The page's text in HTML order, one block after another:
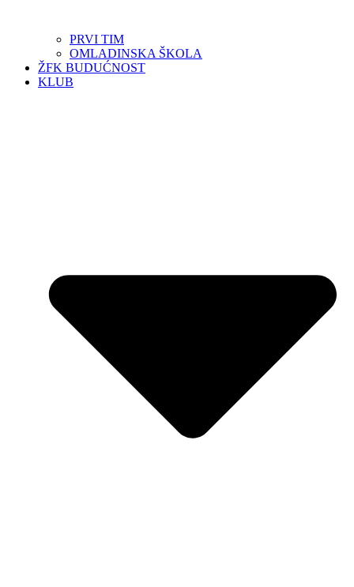
PRVI TIM
OMLADINSKA ŠKOLA
ŽFK BUDUĆNOST
KLUB